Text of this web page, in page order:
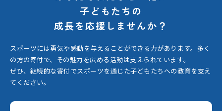
子どもたちの
成長を応援しませんか？
スポーツには勇気や感動を与えることができる力があります。 多く
の方の寄付で、その魅力を広める活動は支えられています。
ぜひ、継続的な寄付でスポーツを通じた子どもたちへの教育を支え
てください。